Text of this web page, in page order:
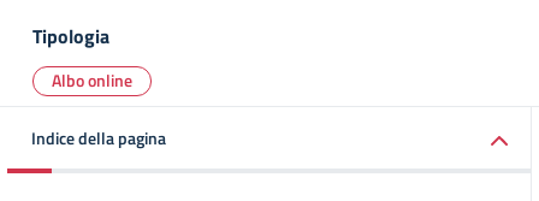
Tipologia
Albo online
Indice della pagina